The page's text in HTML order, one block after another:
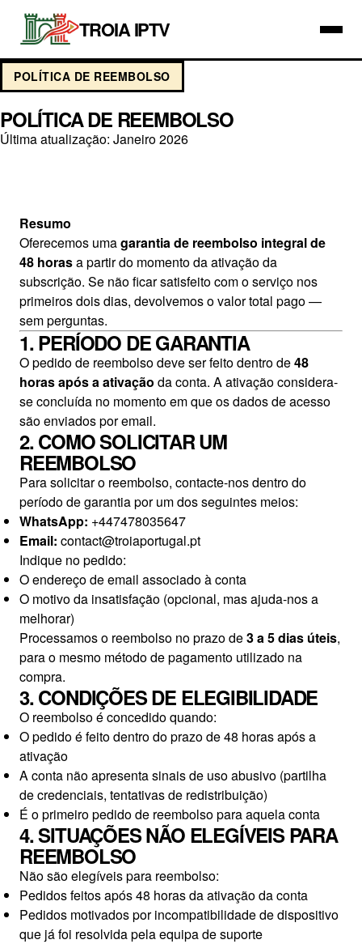
TROIA IPTV
POLÍTICA DE REEMBOLSO
POLÍTICA DE REEMBOLSO
Última atualização: Janeiro 2026
Resumo
Oferecemos umagarantia de reembolso integral de
48 horasa partir do momento da ativação da
subscrição. Se não ficar satisfeito com o serviço nos
primeiros dois dias, devolvemos o valor total pago —
sem perguntas.
1. PERÍODO DE GARANTIA
O pedido de reembolso deve ser feito dentro de48
horas após a ativação da conta. A ativação considera-
se concluída no momento em que os dados de acesso
são enviados por email.
2. COMO SOLICITAR UM
REEMBOLSO
Para solicitar o reembolso, contacte-nos dentro do
período de garantia por um dos seguintes meios:
WhatsApp: +447478035647
Email: contact@troiaportugal.pt
Indique no pedido:
O endereço de email associado à conta
O motivo da insatisfação (opcional, mas ajuda-nos a
melhorar)
Processamos o reembolso no prazo de3 a 5 dias úteis,
para o mesmo método de pagamento utilizado na
compra.
3. CONDIÇÕES DE ELEGIBILIDADE
O reembolso é concedido quando:
O pedido é feito dentro do prazo de 48 horas após a
ativação
A conta não apresenta sinais de uso abusivo (partilha
de credenciais, tentativas de redistribuição)
É o primeiro pedido de reembolso para aquela conta
4. SITUAÇÕES NÃO ELEGÍVEIS PARA
REEMBOLSO
Não são elegíveis para reembolso:
Pedidos feitos após 48 horas da ativação da conta
Pedidos motivados por incompatibilidade de dispositivo
que já foi resolvida pela equipa de suporte